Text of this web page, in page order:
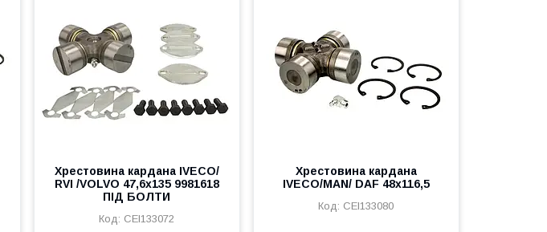
Хрестовина кардана IVECO/
RVI /VOLVO 47,6х135 9981618
ПІД БОЛТИ
CEI133072
Хрестовина кардана
IVECO/MAN/ DAF 48х116,5
CEI133080